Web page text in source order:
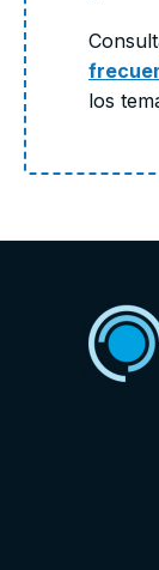
los